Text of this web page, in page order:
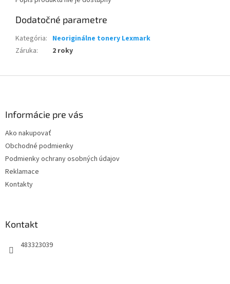
Dodatočné parametre
Kategória: Neoriginálne tonery Lexmark
Záruka: 2 roky
Informácie pre vás
Ako nakupovať
Obchodné podmienky
Podmienky ochrany osobných údajov
Reklamace
Kontakty
Kontakt
483323039